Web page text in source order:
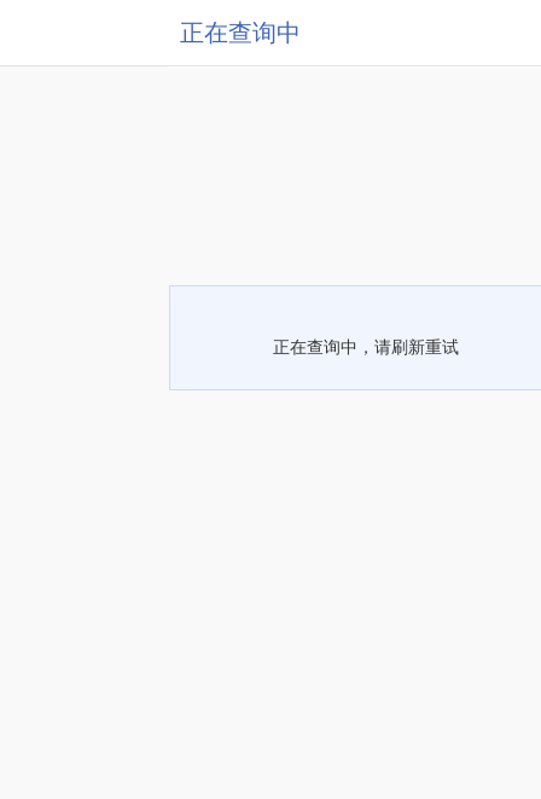
正在查询中
正在查询中，请刷新重试